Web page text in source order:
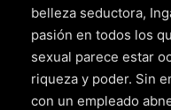
belleza seductora,
pasión en todos los
sexual parece estar
riqueza y poder. Sin
con un empleado